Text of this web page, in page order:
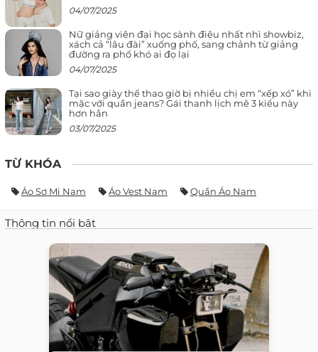
04/07/2025
Nữ giảng viên đại học sành điệu nhất nhì showbiz,
xách cả “lâu đài” xuống phố, sang chảnh từ giảng
đường ra phố khó ai đọ lại
04/07/2025
Tại sao giày thể thao giờ bị nhiều chị em “xếp xó” khi
mặc với quần jeans? Gái thanh lịch mê 3 kiểu này
hơn hẳn
03/07/2025
TỪ KHÓA
Áo Sơ Mi Nam Áo Vest Nam Quần Áo Nam
Thông tin nổi bật